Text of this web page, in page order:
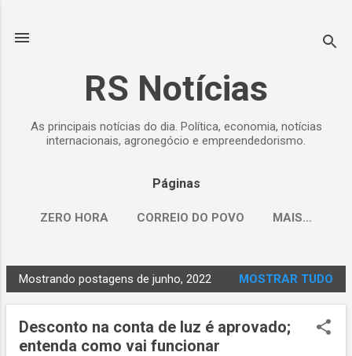
RS Notícias
As principais notícias do dia. Política, economia, notícias
internacionais, agronegócio e empreendedorismo.
Páginas
ZERO HORA CORREIO DO POVO MAIS…
P
o
Mostrando postagens de junho, 2022 MOSTRAR TUDO
Desconto na conta de luz é aprovado;
entenda como vai funcionar